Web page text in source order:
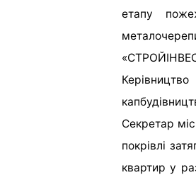
етапу
Секретар
покрівлі
квартир у